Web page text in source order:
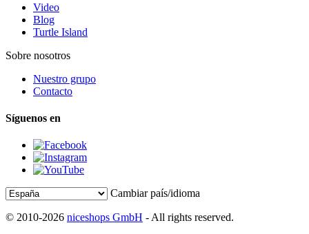
Video
Blog
Turtle Island
Sobre nosotros
Nuestro grupo
Contacto
Síguenos en
Cambiar país/idioma
© 2010-2026 niceshops GmbH - All rights reserved.